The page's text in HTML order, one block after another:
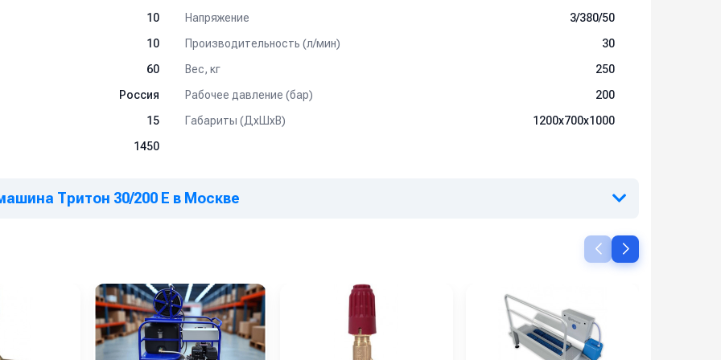
Типы форсунок для каналопромывки
10 Напряжение
3/380/50
10 Производительность (л/мин)
30
60 Вес, кг
250
Россия Рабочее давление (бар)
200
15 Габариты (ДхШхВ)
1200х700х1000
1450
Тритон 30/200 Е в Москве